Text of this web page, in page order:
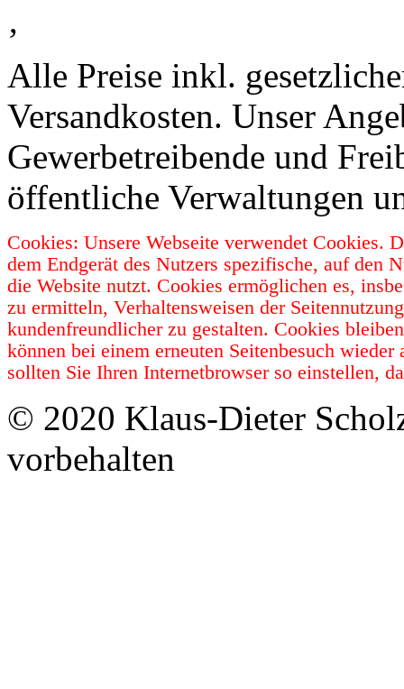
‚
Alle Preise inkl.
Versandkosten. Unser
Gewerbetreibende und
öffentliche Verwaltungen
Cookies: Unsere Webseite verwendet Cookies.
dem Endgerät des Nutzers spezifische, auf den
die Website nutzt. Cookies ermöglichen es,
zu ermitteln, Verhaltensweisen der
kundenfreundlicher zu gestalten. Cookies
können bei einem erneuten Seitenbesuch
sollten Sie Ihren Internetbrowser so einstellen,
© 2020 Klaus-Dieter
vorbehalten